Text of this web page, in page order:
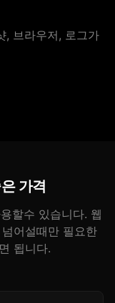
, 브라우저, 로그가
가격
할수 있습니다. 웹
어설때만 필요한
됩니다.